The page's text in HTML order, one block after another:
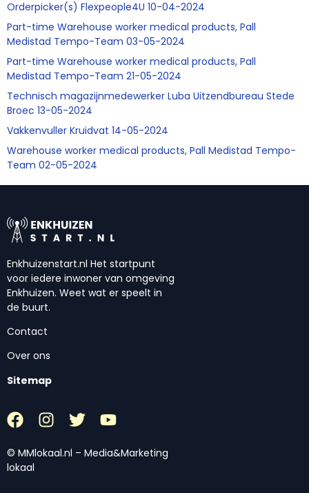
Orderpicker(s) Flexpeople4U 10-04-2024
Part-time Warehouse worker medical products, Pall
Medistad Tempo-Team 03-05-2024
Part-time Warehouse worker medical products, Pall
Medistad Tempo-Team 21-05-2024
Technisch magazijnmedewerker Luba Uitzendbureau Stede
Broec 13-05-2024
Vakkenvuller Kruidvat 14-05-2024
Warehouse worker medical products, Pall Medistad Tempo-
Team 02-05-2024
Enkhuizenstart.nl Het startpunt
voor iedere inwoner van omgeving
Enkhuizen. Weet wat er speelt in
de buurt.
Contact
Over ons
Sitemap
© MMlokaal.nl – Media&Marketing
lokaal